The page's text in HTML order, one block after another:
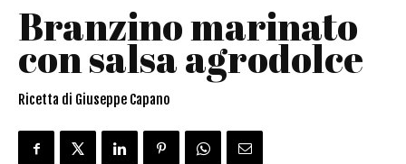
Branzino marinato
con salsa agrodolce
Ricetta di Giuseppe Capano